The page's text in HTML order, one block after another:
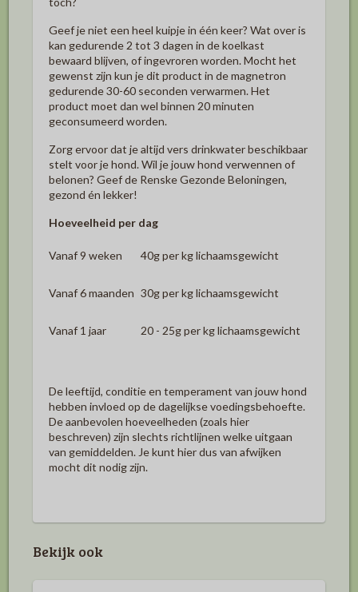
Geef je niet een heel kuipje in één keer? Wat over is
kan gedurende 2 tot 3 dagen in de koelkast
bewaard blijven, of ingevroren worden. Mocht het
gewenst zijn kun je dit product in de magnetron
gedurende 30-60 seconden verwarmen. Het
product moet dan wel binnen 20 minuten
geconsumeerd worden.
Zorg ervoor dat je altijd vers drinkwater beschikbaar
stelt voor je hond. Wil je jouw hond verwennen of
belonen? Geef de Renske Gezonde Beloningen,
gezond én lekker!
Hoeveelheid per dag
Vanaf 9 weken 40g per kg lichaamsgewicht
Vanaf 6 maanden 30g per kg lichaamsgewicht
Vanaf 1 jaar 20 - 25g per kg lichaamsgewicht
De leeftijd, conditie en temperament van jouw hond
hebben invloed op de dagelijkse voedingsbehoefte.
De aanbevolen hoeveelheden (zoals hier
beschreven) zijn slechts richtlijnen welke uitgaan
van gemiddelden. Je kunt hier dus van afwijken
mocht dit nodig zijn.
Bekijk ook